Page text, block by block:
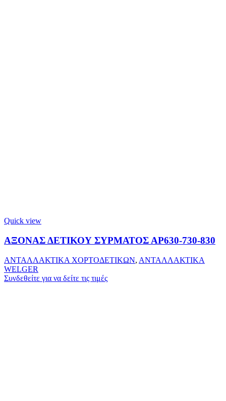
Quick view
ΑΞΟΝΑΣ ΔΕΤΙΚΟΥ ΣΥΡΜΑΤΟΣ ΑΡ630-730-830
ΑΝΤΑΛΛΑΚΤΙΚΑ ΧΟΡΤΟΔΕΤΙΚΩΝ, ΑΝΤΑΛΛΑΚΤΙΚΑ
WELGER
Συνδεθείτε για να δείτε τις τιμές